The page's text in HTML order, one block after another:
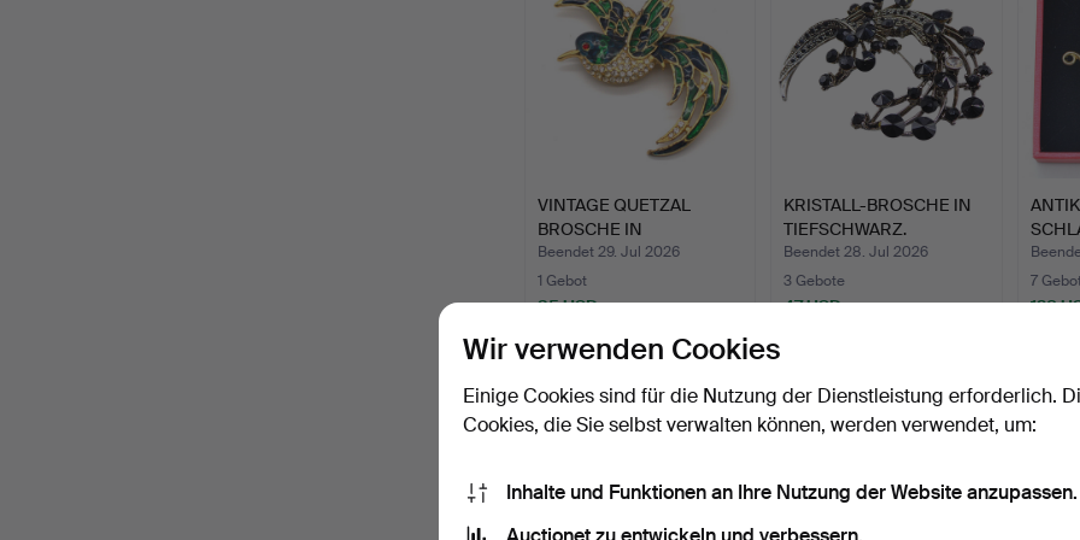
VINTAGE QUETZAL
BROSCHE IN
STRASSSTEINEN U…
Beendet 29. Jul 2026
1 Gebot
35 USD
KRISTALL-BROSCHE IN
TIEFSCHWARZ.
Beendet 28. Jul 2026
3 Gebote
47 USD
MIT
7
128
Wir verwenden Cookies
Einige Cookies sind für die Nutzung der Dienstleistung erforderlich.
Cookies, die Sie selbst verwalten können, werden verwendet, um:
Inhalte und Funktionen an Ihre Nutzung der Website anzupassen.